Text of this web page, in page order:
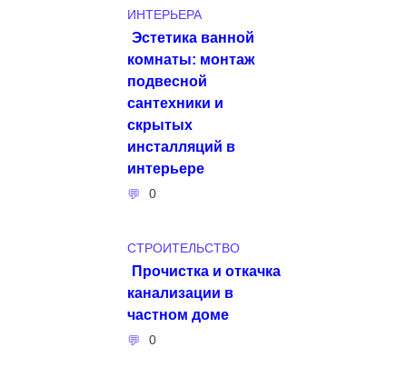
ИНТЕРЬЕРА
Эстетика ванной
комнаты: монтаж
подвесной
сантехники и
скрытых
инсталляций в
интерьере
0
СТРОИТЕЛЬСТВО
Прочистка и откачка
канализации в
частном доме
0